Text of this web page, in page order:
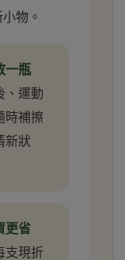
物。
一瓶
、運動
時補擦
新狀
更省
支現折